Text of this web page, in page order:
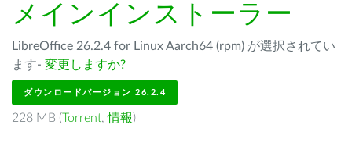
メインインストーラー
LibreOffice 26.2.4 for Linux Aarch64 (rpm) が選択されてい
ます- 変更しますか?
ダウンロードバージョン 26.2.4
228 MB (Torrent,情報)